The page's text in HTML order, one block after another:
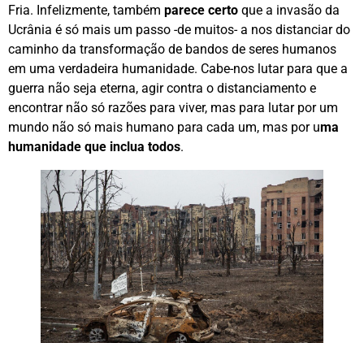
Fria. Infelizmente, também parece certo que a invasão da
Ucrânia é só mais um passo -de muitos- a nos distanciar do
caminho da transformação de bandos de seres humanos
em uma verdadeira humanidade. Cabe-nos lutar para que a
guerra não seja eterna, agir contra o distanciamento e
encontrar não só razões para viver, mas para lutar por um
mundo não só mais humano para cada um, mas por uma
humanidade que inclua todos.